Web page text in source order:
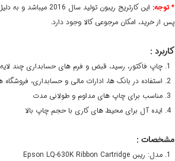
* توجه:
این کارتریج
پس از خرید، امکان مرجوعی کالا وجود دارد.
کاربرد :
چاپ فاکتور، رسید، قبض و فرم های حسابداری چند لایه
استفاده در بانک ها، ادارات مالی و حسابداری،
مناسب برای چاپ های مداوم و طولانی مدت
ایده آل برای محیط های کاری با حجم چاپ بالا
مشخصات :
مدل: ریبن Epson LQ-630K Ribbon Cartridge